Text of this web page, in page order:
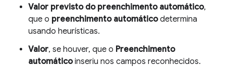
Valor previsto do preenchimento automático,
que o preenchimento automáticodetermina
usando heurísticas.
Valor, se houver, que o Preenchimento
automáticoinseriu nos campos reconhecidos.